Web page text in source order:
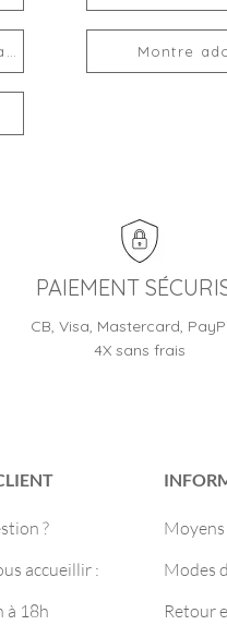
Montre
PAIEMENT
CB, Visa, Mastercard,
4X sans frais
?
accueillir :
à 18h
Modes
Retour